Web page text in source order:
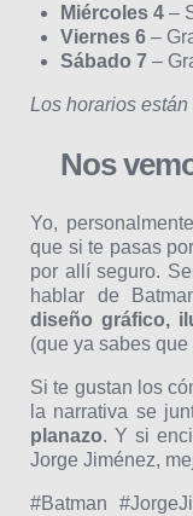
Miércoles 4 –
Viernes 6 –
Sábado 7 –
Los horarios están
Nos
Yo,
que si te pasas por
por allí seguro.
hablar de
diseño gráfico,
(que ya sabes
Si te gustan los
la narrativa se
planazo. Y si
Jorge Jiménez,
#Batman